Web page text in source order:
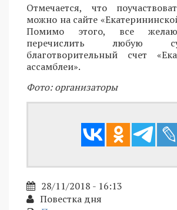
Отмечается, что
можно на сайте
Помимо этого, все
перечислить любую
благотворительный счет
ассамблеи».
Фото: организаторы
28/11/2018 - 16:13
Повестка дня